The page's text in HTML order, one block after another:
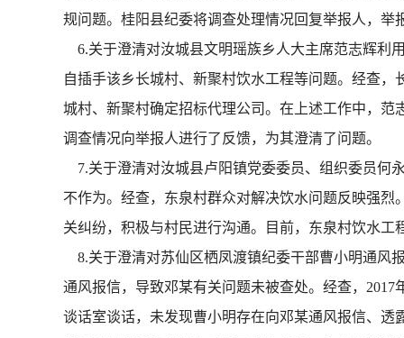
规问题。桂阳县纪委将调查处理情况回复举报人，
6.关于澄清对汝城县文明瑶族乡人大主席范志辉利
自插手该乡长城村、新聚村饮水工程等问题。经查
城村、新聚村确定招标代理公司。在上述工作中，
调查情况向举报人进行了反馈，为其澄清了问题。
7.关于澄清对汝城县卢阳镇党委委员、组织委员何
不作为。经查，东泉村群众对解决饮水问题反映强烈
关纠纷，积极与村民进行沟通。目前，东泉村饮水
8.关于澄清对苏仙区栖凤渡镇纪委干部曹小明通风
通风报信，导致邓某有关问题未被查处。经查，
谈话室谈话，未发现曹小明存在向邓某通风报信、